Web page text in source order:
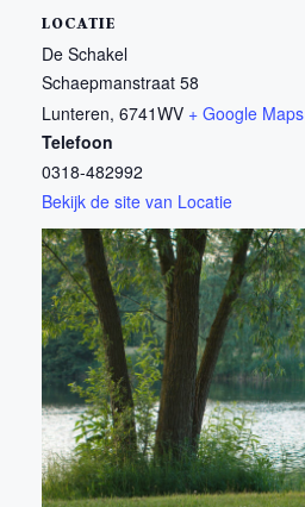
LOCATIE
De Schakel
Schaepmanstraat 58
Lunteren, 6741WV + Google Maps
Telefoon
0318-482992
Bekijk de site van Locatie